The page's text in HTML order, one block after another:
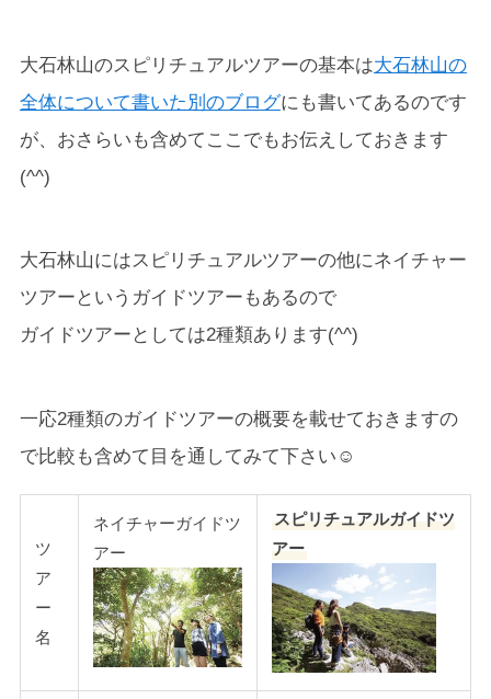
大石林山のスピリチュアルツアーの基本は大石林山の
全体について書いた別のブログにも書いてあるのです
が、おさらいも含めてここでもお伝えしておきます
(^^)
大石林山にはスピリチュアルツアーの他にネイチャー
ツアーというガイドツアーもあるので
ガイドツアーとしては2種類あります(^^)
一応2種類のガイドツアーの概要を載せておきますの
で比較も含めて目を通してみて下さい☺
ツ
ア
ー
名
ネイチャーガイドツ
アー
スピリチュアルガイドツ
アー